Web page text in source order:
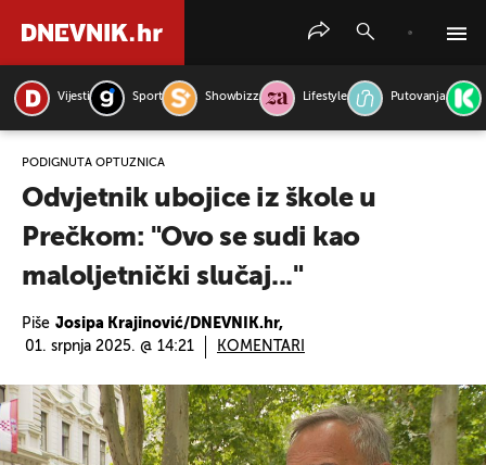
Vijesti Sport Showbizz Lifestyle Putovanja
PODIGNUTA OPTUŽNICA
Odvjetnik ubojice iz škole u
Prečkom: "Ovo se sudi kao
maloljetnički slučaj..."
Piše Josipa Krajinović/DNEVNIK.hr,
01. srpnja 2025. @ 14:21
KOMENTARI
PRETRAŽITE VIJESTI